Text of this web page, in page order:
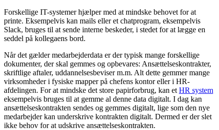
Forskellige IT-systemer hjælper med at mindske behovet for at
printe. Eksempelvis kan mails eller et chatprogram, eksempelvis
Slack, bruges til at sende interne beskeder, i stedet for at lægge en
seddel på kollegaens bord.
Når det gælder medarbejderdata er der typisk mange forskellige
dokumenter, der skal gemmes og opbevares: Ansættelseskontrakter,
skriftlige aftaler, uddannelsesbeviser m.m. Alt dette gemmer mange
virksomheder i fysiske mapper på chefens kontor eller i HR-
afdelingen. For at mindske det store papirforbrug, kan et HR system
eksempelvis bruges til at gemme al denne data digitalt. I dag kan
ansættelseskontrakten sendes og gemmes digitalt, lige som den nye
medarbejder kan underskrive kontrakten digitalt. Dermed er der slet
ikke behov for at udskrive ansættelseskontrakten.